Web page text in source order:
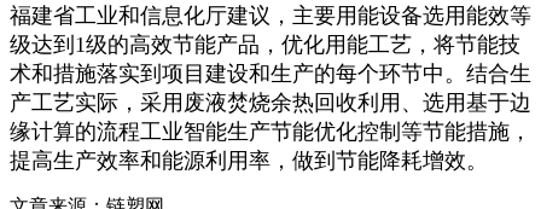
福建省工业和信息化厅建议，主要用能设备选用能效等
级达到1级的高效节能产品，优化用能工艺，将节能技
术和措施落实到项目建设和生产的每个环节中。结合生
产工艺实际，采用废液焚烧余热回收利用、选用基于边
缘计算的流程工业智能生产节能优化控制等节能措施，
提高生产效率和能源利用率，做到节能降耗增效。